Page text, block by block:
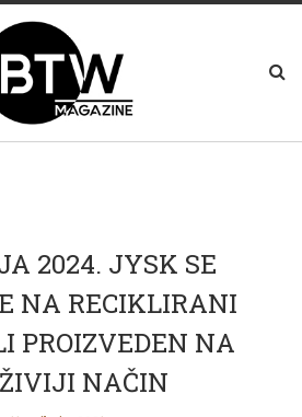
2024. JYSK SE
NA RECIKLIRANI
PROIZVEDEN NA
NAČIN